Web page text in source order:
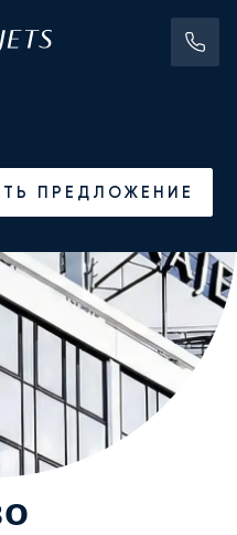
ПРЕДЛОЖЕНИЕ